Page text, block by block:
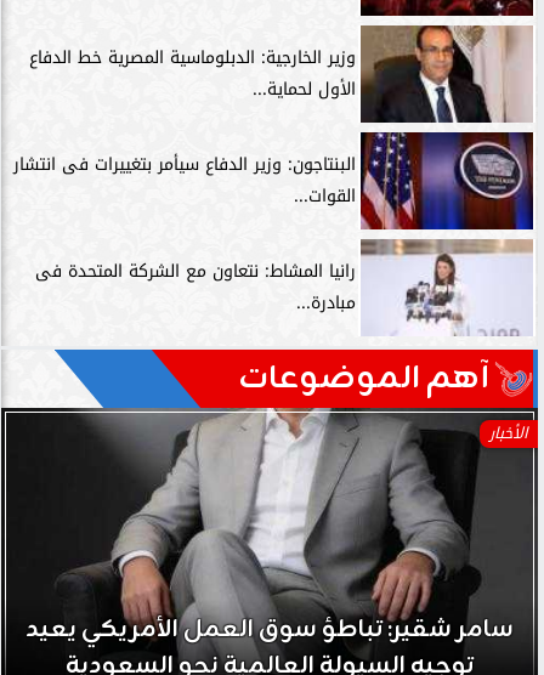
وزير الخارجية: الدبلوماسية المصرية خط الدفاع
الأول لحماية...
البنتاجون: وزير الدفاع سيأمر بتغييرات فى انتشار
القوات...
رانيا المشاط: نتعاون مع الشركة المتحدة فى
مبادرة...
آهم الموضوعات
الأخبار
سامر شقير: نمو صناديق الاستثمار الخاصة دليل
حي على نجاح رؤية 2030...